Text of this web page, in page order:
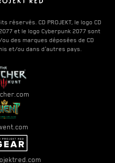
réservés. CD PROJEKT, le logo CD
et le logo Cyberpunk 2077 sont
des marques déposées de CD
et/ou dans d'autres pays.